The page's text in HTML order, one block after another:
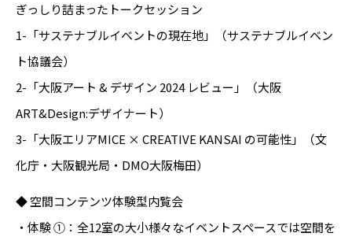
ぎっしり詰まったトークセッション
1-「サステナブルイベントの現在地」（サステナブルイベン
ト協議会）
2-「大阪アート & デザイン 2024 レビュー」（大阪
ART&Design:デザイナート）
3-「大阪エリアMICE × CREATIVE KANSAI の可能性」（文
化庁・大阪観光局・DMO大阪梅田）
◆ 空間コンテンツ体験型内覧会
・体験 ①：全12室の大小様々なイベントスペースでは空間を